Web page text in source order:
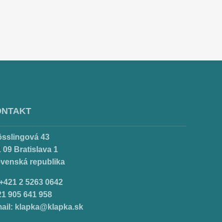
43
09 Bratislava 1
republika
2 5263 0642
905 641 958
klapka@klapka.sk